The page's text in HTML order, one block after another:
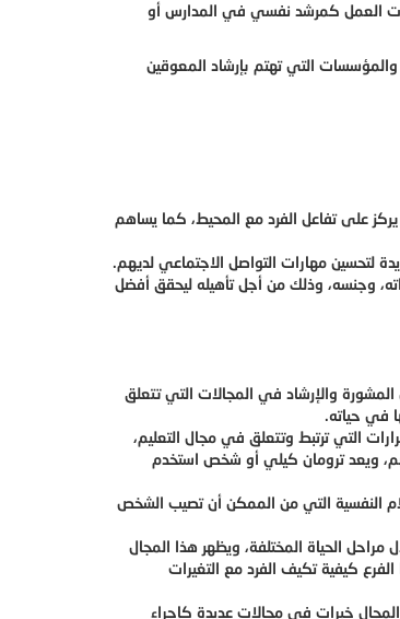
العمل كمرشد نفسي في المدارس أو
التي تهتم بإرشاد المعوقين
على تفاعل الفرد مع المحيط، كما يساهم
لتحسين مهارات التواصل الاجتماعي لديهم.
وجنسه، وذلك من أجل تأهيله ليحقق أفضل
والإرشاد في المجالات التي تتعلق
في حياته.
التي ترتبط وتتعلق في مجال التعليم،
ويعد ترومان كيلي أو شخص استخدم
النفسية التي من الممكن أن تصيب الشخص
الحياة المختلفة، ويظهر هذا المجال
كيفية تكيف الفرد مع التغيرات
خبرات في مجالات عديدة كإجراء